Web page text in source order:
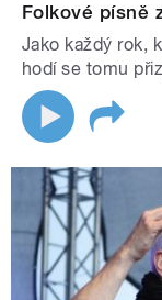
Folkové písně
Jako každý rok,
hodí se tomu